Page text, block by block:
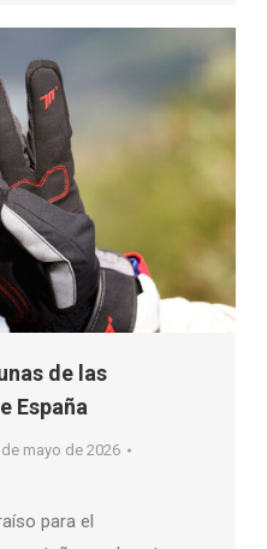
de las
España
mayo de 2026
para el